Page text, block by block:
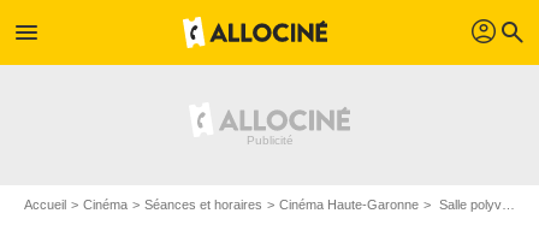
menu profil search
Accueil Cinéma Séances et horaires Cinéma Haute-Garonne Salle polyvalente de Quint à Quint